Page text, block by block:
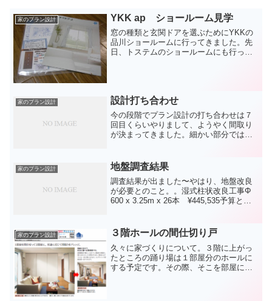
家のプラン設計 YKK ap ショールーム見学
窓の種類と玄関ドアを選ぶためにYKKの
品川ショールームに行ってきました。先
日、トステムのショールームにも行って
家のプラン設計 設計打ち合わせ
今の段階でプラン設計の打ち合わせは７
回目くらいやりまして、ようやく間取り
が決まってきました。細かい部分ではも
す。予算も限られているので鉄骨造なん
て夢のまた夢。なにせ...
家のプラン設計 地盤調査結果
調査結果が出ました〜やはり、地盤改良
が必要とのこと。。湿式柱状改良工事Φ
600 x 3.25m x 26本 ¥445,535予算とし
家のプラン設計 ３階ホールの間仕切り戸
久々に家づくりについて。３階に上がっ
たところの踊り場は１部屋分のホールに
する予定です。その際、そこを部屋にも